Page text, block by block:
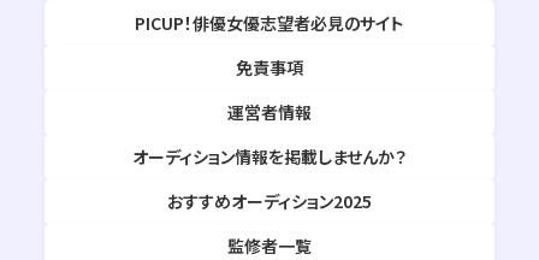
PICUP！俳優女優志望者必見のサイト
免責事項
運営者情報
オーディション情報を掲載しませんか？
おすすめオーディション2025
監修者一覧